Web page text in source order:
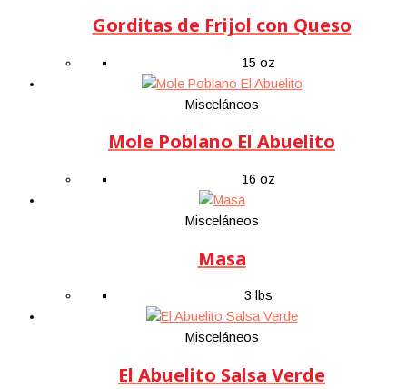
Gorditas de Frijol con Queso
15 oz
Misceláneos
Mole Poblano El Abuelito
16 oz
Misceláneos
Masa
3 lbs
Misceláneos
El Abuelito Salsa Verde